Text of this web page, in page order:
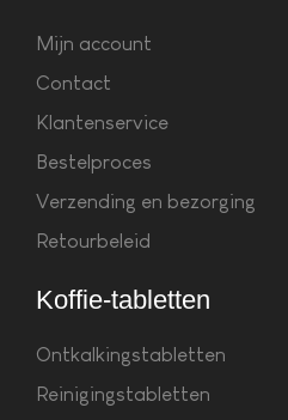
Mijn account
Contact
Klantenservice
Bestelproces
Verzending en bezorging
Retourbeleid
Koffie-tabletten
Ontkalkingstabletten
Reinigingstabletten